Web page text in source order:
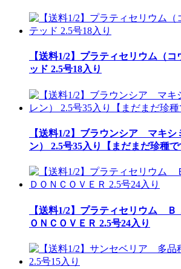
【送料1/2】プラティセリウム（
ッド 2.5号18入り
【送料1/2】ブラウンシア マキシ
ン） 2.5号35入り【まだまだ珍種で
【送料1/2】プラティセリウム Ｂ
ＯＮＣＯＶＥＲ 2.5号24入り